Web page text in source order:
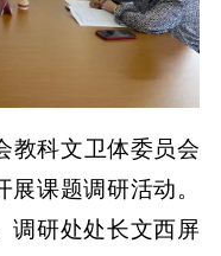
教科文卫体委员会
课题调研活动。
调研处处长文西屏